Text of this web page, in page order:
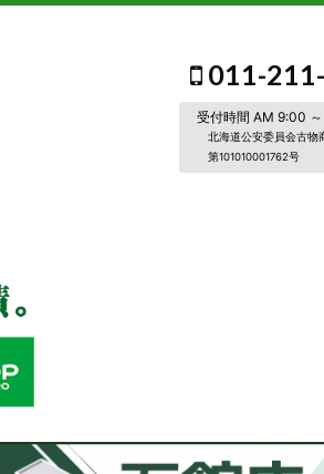
011-
受付時間 AM 9:00
北海道公安委員会古物
第101010001762号